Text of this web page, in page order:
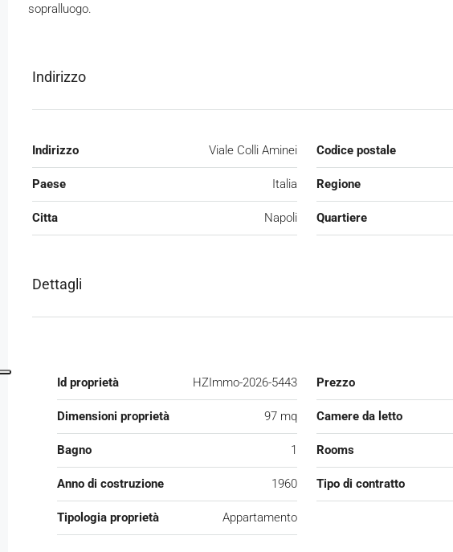
sopralluogo.
Indirizzo
Indirizzo Viale Colli Aminei Codice postale
Paese Italia Regione
Citta Napoli Quartiere
Dettagli
Id proprietà HZImmo-2026-5443 Prezzo
Dimensioni proprietà 97 mq Camere da letto
Bagno 1 Rooms
Anno di costruzione 1960 Tipo di contratto
Tipologia proprietà Appartamento